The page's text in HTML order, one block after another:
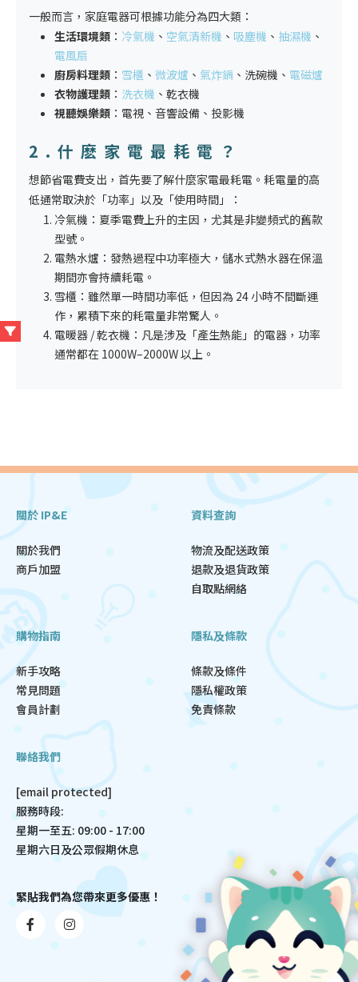
一般而言， 家庭電器可根據功能分為四大類：
生活環境類 ： 冷氣機 、 空氣清新機 、 吸塵機 、 抽濕機 、
電風扇
廚房料理類 ： 雪櫃 、 微波爐 、 氣炸鍋 、洗碗機、 電磁爐
衣物護理類 ： 洗衣機 、乾衣機
視聽娛樂類 ：電視、音響設備、投影機
2.什麽 家電 最耗電？
想節省電費支出，首先要了解什麼家電最耗電。耗電量的高
低通常取決於「功率」以及「使用時間」：
冷氣機：夏季電費上升的主因，尤其是非變頻式的舊款
型號。
電熱水爐：發熱過程中功率極大，儲水式熱水器在保溫
期間亦會持續耗電。
雪櫃：雖然單一時間功率低，但因為 24 小時不間斷運
作，累積下來的耗電量非常驚人。
電暖器 / 乾衣機：凡是涉及「產生熱能」的電器，功率
通常都在 1000W–2000W 以上。
關於 IP&E
關於我們
商戶加盟
資料查詢
物流及配送政策
退款及退貨政策
自取點網絡
購物指南
新手攻略
常見問題
會員計劃
隱私及條款
條款及條件
隱私權政策
免責條款
聯絡我們
[email protected]
服務時段:
星期一至五: 09:00 - 17:00
星期六日及公眾假期休息
緊貼我們為您帶來更多優惠！